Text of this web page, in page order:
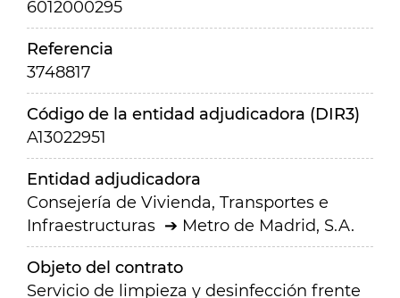
6012000295
Referencia
3748817
Código de la entidad adjudicadora (DIR3)
A13022951
Entidad adjudicadora
Consejería de Vivienda, Transportes e
Infraestructuras
Metro de Madrid, S.A.
Objeto del contrato
Servicio de limpieza y desinfección frente